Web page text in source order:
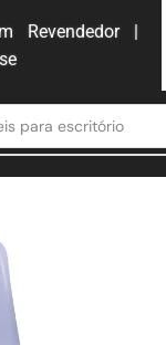
Revendedor |
para escritório